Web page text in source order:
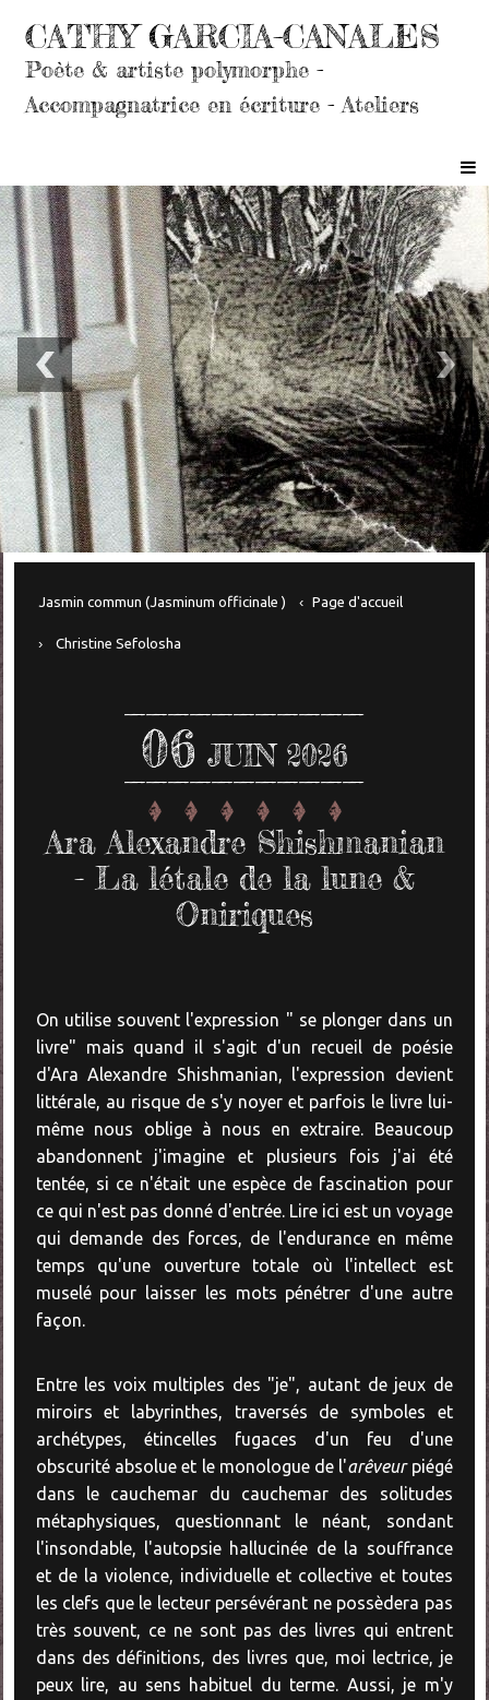
CATHY GARCIA-CANALES
Poète & artiste polymorphe -
Accompagnatrice en écriture - Ateliers
Jasmin commun (Jasminum officinale ) Page d'accueil
Christine Sefolosha
06 JUIN 2026
Ara Alexandre Shishmanian
- La létale de la lune &
Oniriques
On utilise souvent l'expression " se plonger dans un
livre" mais quand il s'agit d'un recueil de poésie
d'Ara Alexandre Shishmanian, l'expression devient
littérale, au risque de s'y noyer et parfois le livre lui-
même nous oblige à nous en extraire. Beaucoup
abandonnent j'imagine et plusieurs fois j'ai été
tentée, si ce n'était une espèce de fascination pour
ce qui n'est pas donné d'entrée. Lire ici est un voyage
qui demande des forces, de l'endurance en même
temps qu'une ouverture totale où l'intellect est
muselé pour laisser les mots pénétrer d'une autre
façon.
Entre les voix multiples des "je", autant de jeux de
miroirs et labyrinthes, traversés de symboles et
archétypes, étincelles fugaces d'un feu d'une
obscurité absolue et le monologue de l'arêveurpiégé
dans le cauchemar du cauchemar des solitudes
métaphysiques, questionnant le néant, sondant
l'insondable, l'autopsie hallucinée de la souffrance
et de la violence, individuelle et collective et toutes
les clefs que le lecteur persévérant ne possèdera pas
très souvent, ce ne sont pas des livres qui entrent
dans des définitions, des livres que, moi lectrice, je
peux lire, au sens habituel du terme. Aussi, je m'y